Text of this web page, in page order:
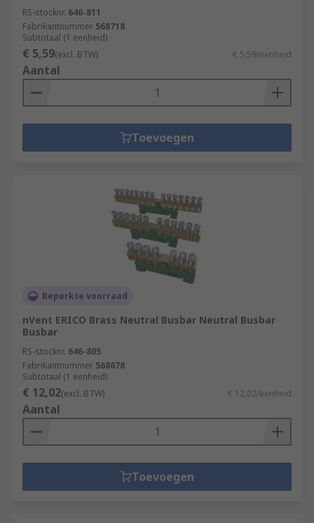
RS-stocknr. 646-811
Fabrikantnummer 568718
Subtotaal (1 eenheid)
€ 5,59(excl. BTW) € 5,59/eenheid
Aantal
Toevoegen
Beperkte voorraad
nVent ERICO Brass Neutral Busbar Neutral Busbar
Busbar
RS-stocknr. 646-805
Fabrikantnummer 568678
Subtotaal (1 eenheid)
€ 12,02(excl. BTW) € 12,02/eenheid
Aantal
Toevoegen